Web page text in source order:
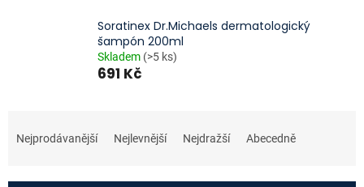
Soratinex Dr.Michaels dermatologický
šampón 200ml
Skladem (>5 ks)
691 Kč
aNejprodávanější Nejlevnější Nejdražší Abecedně